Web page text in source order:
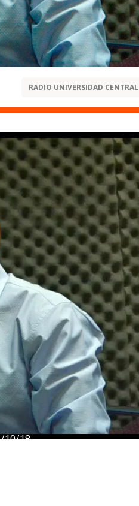
RADIO UNIVERSIDAD CENTRAL